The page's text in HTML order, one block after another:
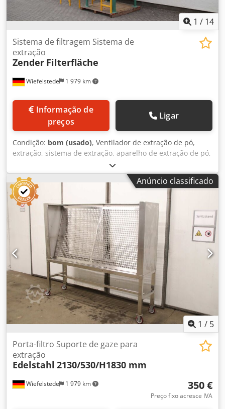
1 / 14
Wiefelstede 1 979 km
Sistema de filtragem Sistema de
extração
Zender Filterfläche
preços
Ligar
Condição: bom (usado), Ventilador de extração de pó,
extração, sistema de extração, aparelho de extração de pó,
separador ciclónico, ciclone, separador, separador de pó,
separador centrífugo, filtro de fumaça de solda, extração
de fumaça de solda, ventilador extrator de gases de
combustão, sistema de filtragem, sistema de
dessulfuração com filtro de cartucho, dispositivo de filtro
de cartucho, filtro de cartucho -Fabricante: Zender,
sistema de filtragem com filtro de cartucho e limpeza
pneumática do filtro -Abertura de entrada: Ø 390 mm -
Abertura de saída: Ø 390 mm -Quantidade: 1 peça
disponível -Preço: por peça Dodpfjy R S E Hox Ahmock -
Dimensões para transporte: 4000/1480/A1650 mm -Peso:
700 kg
Anúncio classificado
1 / 5
Wiefelstede 1 979 km
Porta-filtro Suporte de gaze para
extração
Edelstahl 2130/530/H1830 mm
350 €
Preço fixo acresce IVA